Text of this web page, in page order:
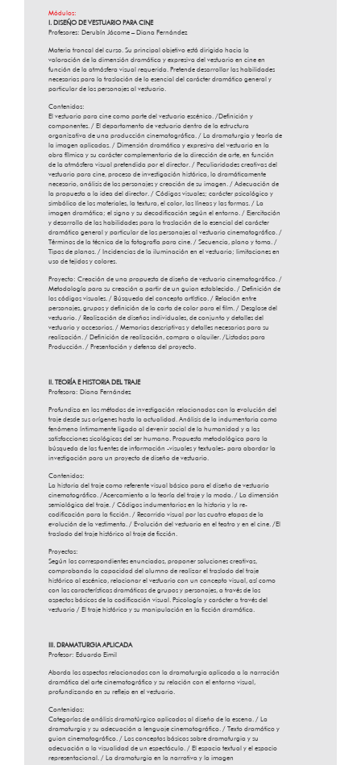
Módulos:
I. DISEÑO DE VESTUARIO PARA CINE
Profesores: Derubín Jácome – Diana Fernández
Materia troncal del curso. Su principal objetivo está dirigido hacia la
valoración de la dimensión dramática y expresiva del vestuario en cine en
función de la atmósfera visual requerida. Pretende desarrollar las habilidades
necesarias para la traslación de lo esencial del carácter dramático general y
particular de los personajes al vestuario.
Contenidos:
El vestuario para cine como parte del vestuario escénico. /Definición y
componentes. / El departamento de vestuario dentro de la estructura
organizativa de una producción cinematográfica. / La dramaturgia y teoría de
la imagen aplicadas. / Dimensión dramática y expresiva del vestuario en la
obra fílmica y su carácter complementario de la dirección de arte, en función
de la atmósfera visual pretendida por el director. / Peculiaridades creativas del
vestuario para cine, proceso de investigación histórica, lo dramáticamente
necesario, análisis de los personajes y creación de su imagen. / Adecuación de
la propuesta a la idea del director. / Códigos visuales; carácter psicológico y
simbólico de los materiales, la textura, el color, las líneas y las formas. / La
imagen dramática; el signo y su decodificación según el entorno. / Ejercitación
y desarrollo de las habilidades para la traslación de lo esencial del carácter
dramático general y particular de los personajes al vestuario cinematográfico. /
Términos de la técnica de la fotografía para cine. / Secuencia, plano y toma. /
Tipos de planos. / Incidencias de la iluminación en el vestuario; limitaciones en
uso de tejidos y colores.
Proyecto: Creación de una propuesta de diseño de vestuario cinematográfico. /
Metodología para su creación a partir de un guion establecido. / Definición de
los códigos visuales. / Búsqueda del concepto artístico. / Relación entre
personajes, grupos y definición de la carta de color para el film. / Desglose del
vestuario. / Realización de diseños individuales, de conjunto y detalles del
vestuario y accesorios. / Memorias descriptivas y detalles necesarios para su
realización. / Definición de realización, compra o alquiler. /Listados para
Producción. / Presentación y defensa del proyecto.
II. TEORÍA E HISTORIA DEL TRAJE
Profesora: Diana Fernández
Profundiza en los métodos de investigación relacionados con la evolución del
traje desde sus orígenes hasta la actualidad. Análisis de la indumentaria como
fenómeno íntimamente ligado al devenir social de la humanidad y a las
satisfacciones sicológicas del ser humano. Propuesta metodológica para la
búsqueda de las fuentes de información -visuales y textuales- para abordar la
investigación para un proyecto de diseño de vestuario.
Contenidos:
La historia del traje como referente visual básico para el diseño de vestuario
cinematográfico. /Acercamiento a la teoría del traje y la moda. / La dimensión
semiológica del traje. / Códigos indumentarios en la historia y la re-
codificación para la ficción. / Recorrido visual por las cuatro etapas de la
evolución de la vestimenta. / Evolución del vestuario en el teatro y en el cine. /El
traslado del traje histórico al traje de ficción.
Proyectos:
Según los correspondientes enunciados, proponer soluciones creativas,
comprobando la capacidad del alumno de realizar el traslado del traje
histórico al escénico, relacionar el vestuario con un concepto visual, así como
con las características dramáticas de grupos y personajes, a través de los
aspectos básicos de la codificación visual. Psicología y carácter a través del
vestuario / El traje histórico y su manipulación en la ficción dramática.
III. DRAMATURGIA APLICADA
Profesor: Eduardo Eimil
Aborda los aspectos relacionados con la dramaturgia aplicada a la narración
dramática del arte cinematográfico y su relación con el entorno visual,
profundizando en su reflejo en el vestuario.
Contenidos:
Categorías de análisis dramatúrgico aplicados al diseño de la escena. / La
dramaturgia y su adecuación a lenguaje cinematográfico. / Texto dramático y
guion cinematográfico. / Los conceptos básicos sobre dramaturgia y su
adecuación a la visualidad de un espectáculo. / El espacio textual y el espacio
representacional. / La dramaturgia en la narrativa y la imagen